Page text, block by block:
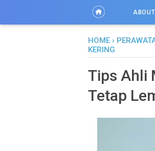
ABOUT
HOME ›
KERING
Tips Ahli
Tetap